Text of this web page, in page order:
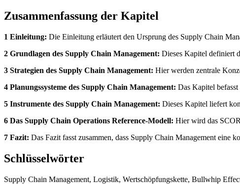
Zusammenfassung der Kapitel
1 Einleitung: Die Einleitung erläutert den Ursprung des Supply Chain
2 Grundlagen des Supply Chain Management: Dieses Kapitel definiert
3 Strategien des Supply Chain Management: Hier werden zentrale
4 Planungssysteme des Supply Chain Management: Das Kapitel
5 Instrumente des Supply Chain Management: Dieses Kapitel liefert
6 Das Supply Chain Operations Reference-Modell: Hier wird das
7 Fazit: Das Fazit fasst zusammen, dass Supply Chain Management
Schlüsselwörter
Supply Chain Management, Logistik, Wertschöpfungskette, Bullwhip